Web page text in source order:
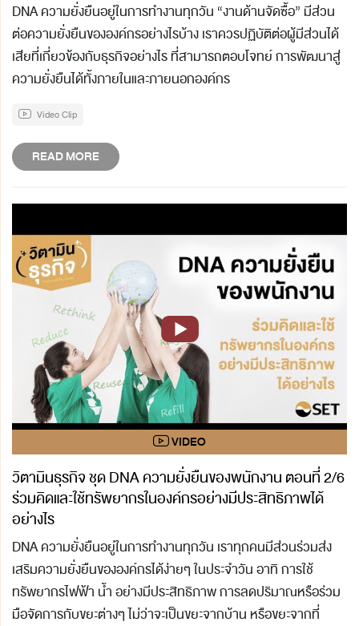
DNA ความยั่งยืนอยู่ในการทำงานทุกวัน “งานด้านจัดซื้อ” มีส่วน
ต่อความยั่งยืนขององค์กรอย่างไรบ้าง เราควรปฏิบัติต่อผู้มีส่วนได้
เสียที่เกี่ยวข้องกับธุรกิจอย่างไร ที่สามารถตอบโจทย์ การพัฒนาสู่
ความยั่งยืนได้ทั้งภายในและภายนอกองค์กร
Video Clip
READ MORE
วิตามินธุรกิจ ชุด DNA ความยั่งยืนของพนักงาน ตอนที่ 2/6
ร่วมคิดและใช้ทรัพยากรในองค์กรอย่างมีประสิทธิภาพได้
อย่างไร
DNA ความยั่งยืนอยู่ในการทำงานทุกวัน เราทุกคนมีส่วนร่วมส่ง
เสริมความยั่งยืนขององค์กรได้ง่ายๆ ในประจำวัน อาทิ การใช้
ทรัพยากรไฟฟ้า น้ำ อย่างมีประสิทธิภาพ การลดปริมาณหรือร่วม
มือจัดการกับขยะต่างๆ ไม่ว่าจะเป็นขยะจากบ้าน หรือขยะจากที่